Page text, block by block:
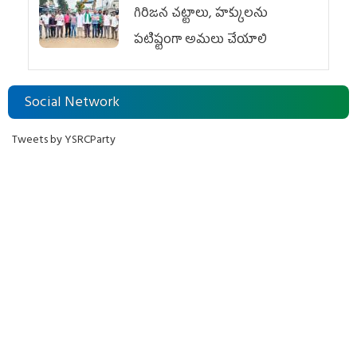
గిరిజన చట్టాలు, హక్కులను
పటిష్టంగా అమలు చేయాలి
Social Network
Tweets by YSRCParty